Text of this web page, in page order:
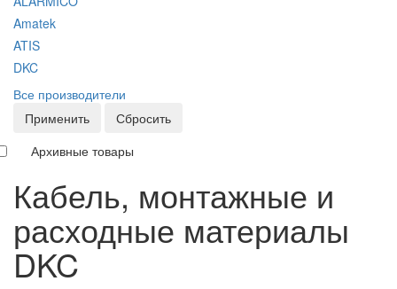
Amatek
ATIS
DKC
Все производители
Применить
Сбросить
Архивные товары
Кабель, монтажные и
расходные материалы
DKC